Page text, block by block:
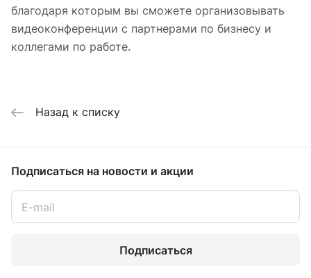
благодаря которым вы сможете организовывать
видеоконференции с партнерами по бизнесу и
коллегами по работе.
Назад к списку
Подписаться на новости и акции
Подписаться